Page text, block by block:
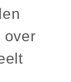
over